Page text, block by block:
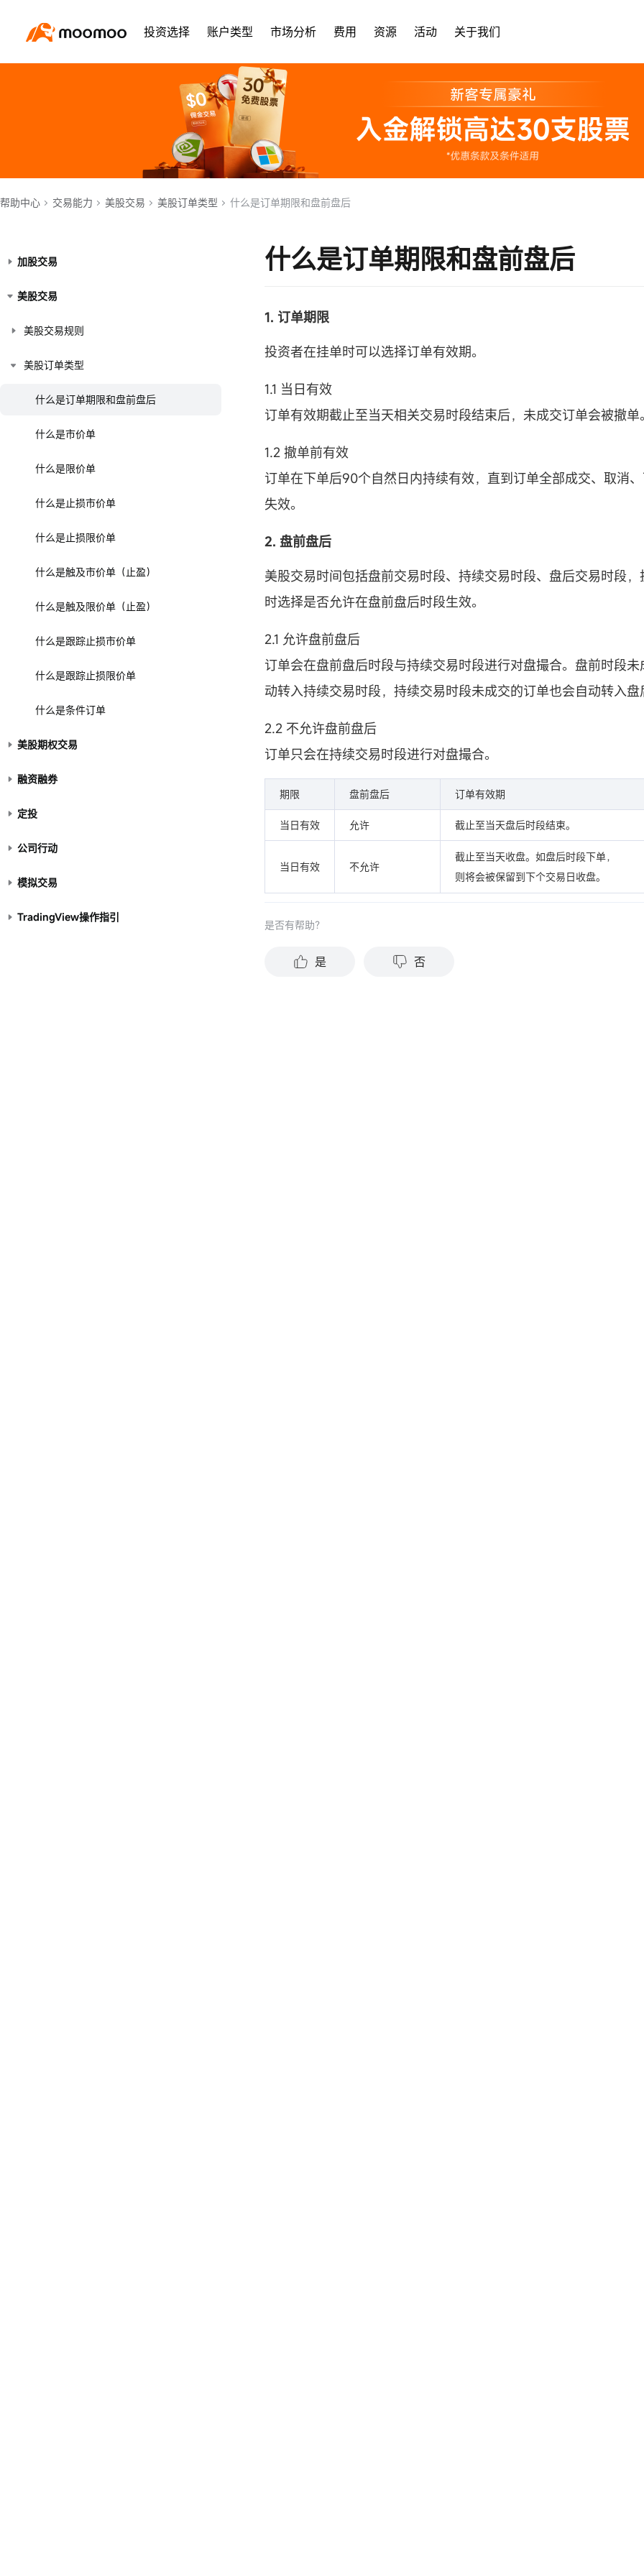
投资选择 账户类型 市场分析 费用 资源 活动 关于我们
帮助中心 交易能力 美股交易 美股订单类型 什么是订单期限和盘前盘后
加股交易
美股交易
美股交易规则
美股订单类型
什么是订单期限和盘前盘后
什么是市价单
什么是限价单
什么是止损市价单
什么是止损限价单
什么是触及市价单（止盈）
什么是触及限价单（止盈）
什么是跟踪止损市价单
什么是跟踪止损限价单
什么是条件订单
美股期权交易
融资融券
定投
公司行动
模拟交易
TradingView操作指引
什么是订单期限和盘前盘后
1. 订单期限
投资者在挂单时可以选择订单有效期。
1.1 当日有效
订单有效期截止至当天相关交易时段结束后，未成交订单会被撤单。
1.2 撤单前有效
订单在下单后90个自然日内持续有效，直到订单全部成交、取消
失效。
2. 盘前盘后
美股交易时间包括盘前交易时段、持续交易时段、盘后交易时段
时选择是否允许在盘前盘后时段生效。
2.1 允许盘前盘后
订单会在盘前盘后时段与持续交易时段进行对盘撮合。盘前时段未
动转入持续交易时段，持续交易时段未成交的订单也会自动转入盘
2.2 不允许盘前盘后
订单只会在持续交易时段进行对盘撮合。
期限 盘前盘后 订单有效期
当日有效 允许 截止至当天盘后时段结束。
当日有效 不允许
截止至当天收盘。如盘后时段下单，
则将会被保留到下个交易日收盘。
是否有帮助？
是 否